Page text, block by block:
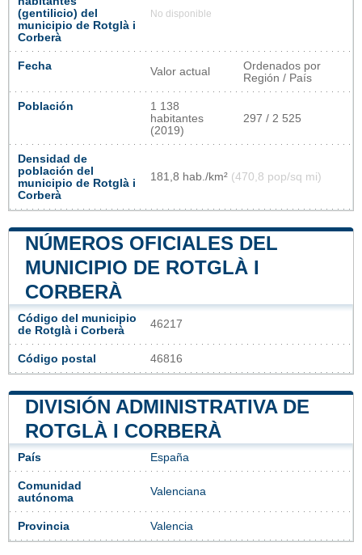
(gentilicio) del
municipio de Rotglà i
Corberà
No disponible
Fecha Valor actual
Ordenados por
Región / País
Población
1 138
habitantes
(2019)
297 / 2 525
Densidad de
población del
municipio de Rotglà i
Corberà
181,8 hab./km² (470,8 pop/sq mi)
NÚMEROS OFICIALES DEL
MUNICIPIO DE ROTGLÀ I
CORBERÀ
Código del municipio
de Rotglà i Corberà
46217
Código postal 46816
DIVISIÓN ADMINISTRATIVA DE
ROTGLÀ I CORBERÀ
País España
Comunidad
autónoma
Valenciana
Provincia Valencia